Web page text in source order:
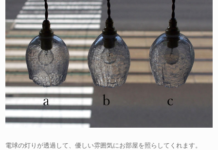
電球の灯りが透過して、優しい雰囲気にお部屋を照らしてくれます。